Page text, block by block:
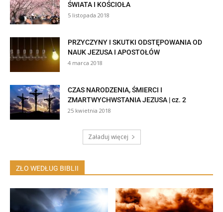
ŚWIATA I KOŚCIOŁA
5 listopada 2018
PRZYCZYNY I SKUTKI ODSTĘPOWANIA OD
NAUK JEZUSA I APOSTOŁÓW
4 marca 2018
CZAS NARODZENIA, ŚMIERCI I
ZMARTWYCHWSTANIA JEZUSA | cz. 2
25 kwietnia 2018
Załaduj więcej
ZŁO WEDŁUG BIBLII